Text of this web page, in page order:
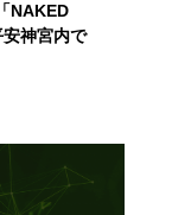
NAKED
神宮内で